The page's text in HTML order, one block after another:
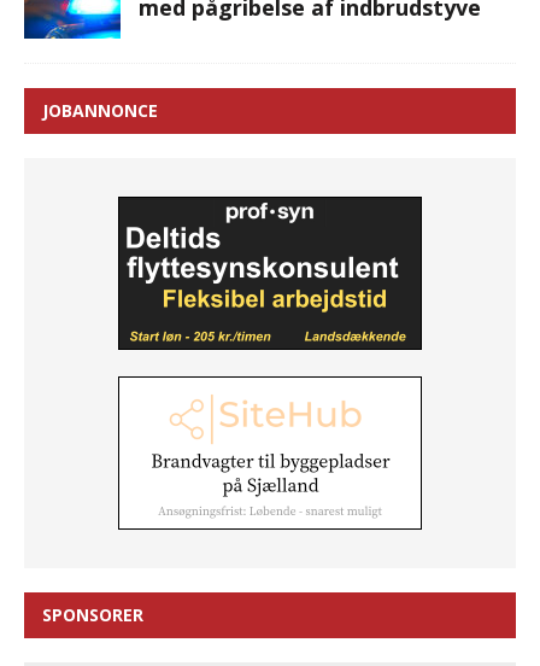
med pågribelse af indbrudstyve
JOBANNONCE
SPONSORER